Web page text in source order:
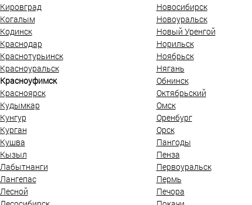
Кировград
Когалым
Кодинск
Краснодар
Краснотурьинск
Красноуральск
Красноуфимск
Красноярск
Кудымкар
Кунгур
Курган
Кушва
Кызыл
Лабытнанги
Лангепас
Лесной
Новосибирск
Новоуральск
Новый Уренгой
Норильск
Ноябрьск
Нягань
Обнинск
Октябрьский
Омск
Оренбург
Орск
Пангоды
Пенза
Первоуральск
Пермь
Печора